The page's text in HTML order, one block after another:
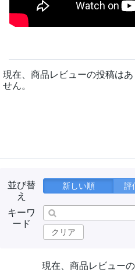
現在、商品レビューの投稿はあ
せん。
並び替
え
新しい順 評
キーワ
ード
クリア
現在、商品レビュー